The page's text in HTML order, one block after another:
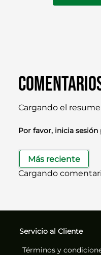
Cargando el
Por favor, inicia
Más reciente
Cargando
Servicio al Cliente
Términos y